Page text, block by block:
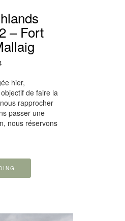
– Fort
hier,
de faire la
rapprocher
passer une
nous réservons